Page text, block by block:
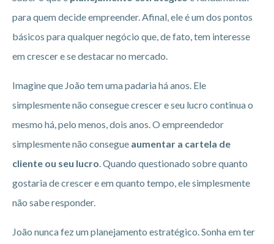
para quem decide empreender. Afinal, ele é um dos pontos
básicos para qualquer negócio que, de fato, tem interesse
em crescer e se destacar no mercado.
Imagine que João tem uma padaria há anos. Ele
simplesmente não consegue crescer e seu lucro continua o
mesmo há, pelo menos, dois anos. O empreendedor
simplesmente não consegue aumentar a cartela de
cliente ou seu lucro. Quando questionado sobre quanto
gostaria de crescer e em quanto tempo, ele simplesmente
não sabe responder.
João nunca fez um planejamento estratégico. Sonha em ter